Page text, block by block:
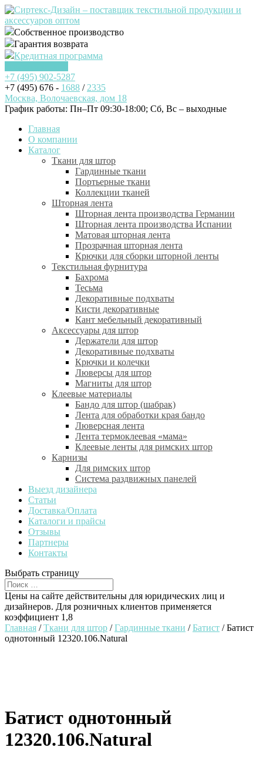
Собственное производство
Гарантия возврата
Кредитная программа
+7 (495) 902-5287
+7 (495) 676 - 1688 / 2335
Москва, Волочаевская, дом 18
График работы: Пн–Пт 09:30-18:00; Cб, Вс – выходные
Главная
О компании
Каталог
Ткани для штор
Гардинные ткани
Портьерные ткани
Коллекции тканей
Шторная лента
Шторная лента производства Германии
Шторная лента производства Испании
Матовая шторная лента
Прозрачная шторная лента
Крючки для сборки шторной ленты
Текстильная фурнитура
Бахрома
Тесьма
Декоративные подхваты
Кисти декоративные
Кант мебельный декоративный
Аксессуары для штор
Держатели для штор
Декоративные подхваты
Крючки и колечки
Люверсы для штор
Магниты для штор
Клеевые материалы
Бандо для штор (шабрак)
Лента для обработки края бандо
Люверсная лента
Лента термоклеевая «мама»
Клеевые ленты для римских штор
Карнизы
Для римских штор
Система раздвижных панелей
Выезд дизайнера
Статьи
Доставка/Оплата
Каталоги и прайсы
Отзывы
Партнеры
Контакты
Выбрать страницу
Цены на сайте действительны для юридических лиц и
дизайнеров. Для розничных клиентов применяется
коэффициент 1,8
Главная /Ткани для штор /Гардинные ткани /Батист / Батист
однотонный 12320.106.Natural
Батист однотонный
12320.106.Natural